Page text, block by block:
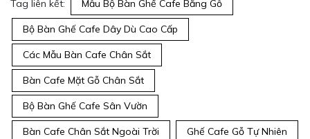
Tag liên kết: Mẫu Bộ Bàn Ghế Cafe Bằng Gỗ
Bộ Bàn Ghế Cafe Dây Dù Cao Cấp
Các Mẫu Bàn Cafe Chân Sắt
Bàn Cafe Mặt Gỗ Chân Sắt
Bộ Bàn Ghế Cafe Sân Vườn
Bàn Cafe Chân Sắt Ngoài Trời Ghế Cafe Gỗ Tự Nhiên